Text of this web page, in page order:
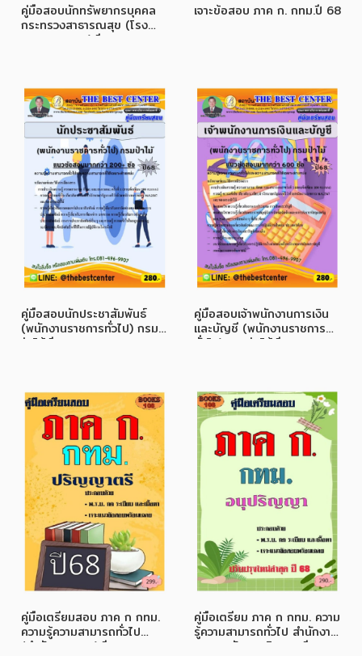
คู่มือสอบนักทรัพยากรบุคคล
กระทรวงสาธารณสุข (โรง
พยาบาล สสจ.) ปี 68
เจาะข้อสอบ ภาค ก. กทม.ปี 68
คู่มือสอบนักประชาสัมพันธ์
(พนักงานราชการทั่วไป) กรม
ป่าไม้ ปี 68
คู่มือสอบเจ้าพนักงานการเงิน
และบัญชี (พนักงานราชการ
ทั่วไป) กรมป่าไม้ ปี 68
คู่มือเตรียมสอบ ภาค ก กทม.
ความรู้ความสามารถทั่วไป
(สำนักงาน ก.ก.) ปี 68
คู่มือเตรียม ภาค ก กทม. ความ
รู้ความสามารถทั่วไป สำนักงาน
ก.ก. ระดับอนุปริญญา ปี 68